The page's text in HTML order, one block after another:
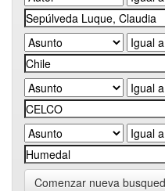
Comenzar nueva